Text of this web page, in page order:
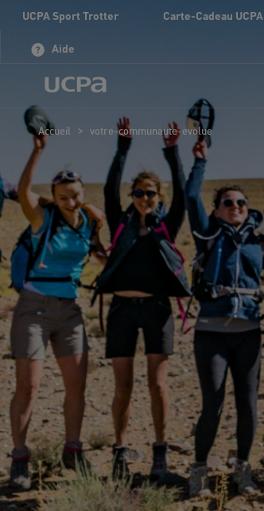
UCPA Sport Trotter Carte-Cadeau UCPA
Aide
Accueil > votre-communaute-evolue